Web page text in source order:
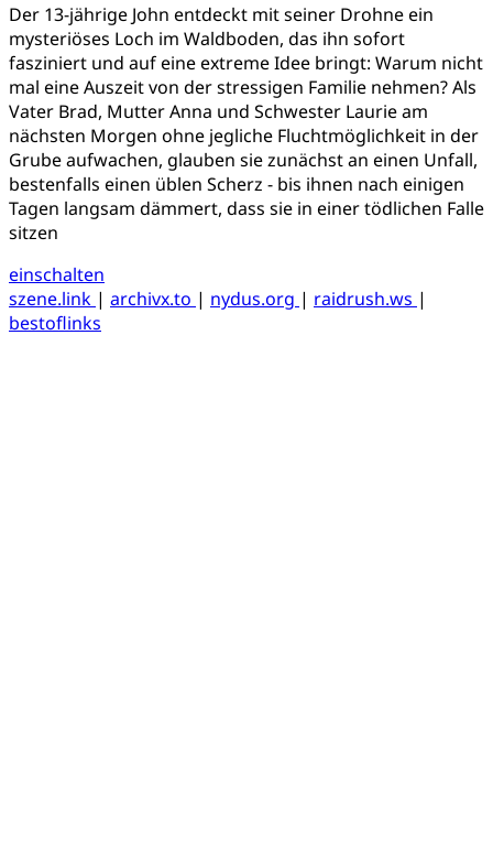
Der 13-jährige John entdeckt mit seiner Drohne ein
mysteriöses Loch im Waldboden, das ihn sofort
fasziniert und auf eine extreme Idee bringt: Warum nicht
mal eine Auszeit von der stressigen Familie nehmen? Als
Vater Brad, Mutter Anna und Schwester Laurie am
nächsten Morgen ohne jegliche Fluchtmöglichkeit in der
Grube aufwachen, glauben sie zunächst an einen Unfall,
bestenfalls einen üblen Scherz - bis ihnen nach einigen
Tagen langsam dämmert, dass sie in einer tödlichen Falle
sitzen
einschalten
szene.link | archivx.to | nydus.org | raidrush.ws |
bestoflinks